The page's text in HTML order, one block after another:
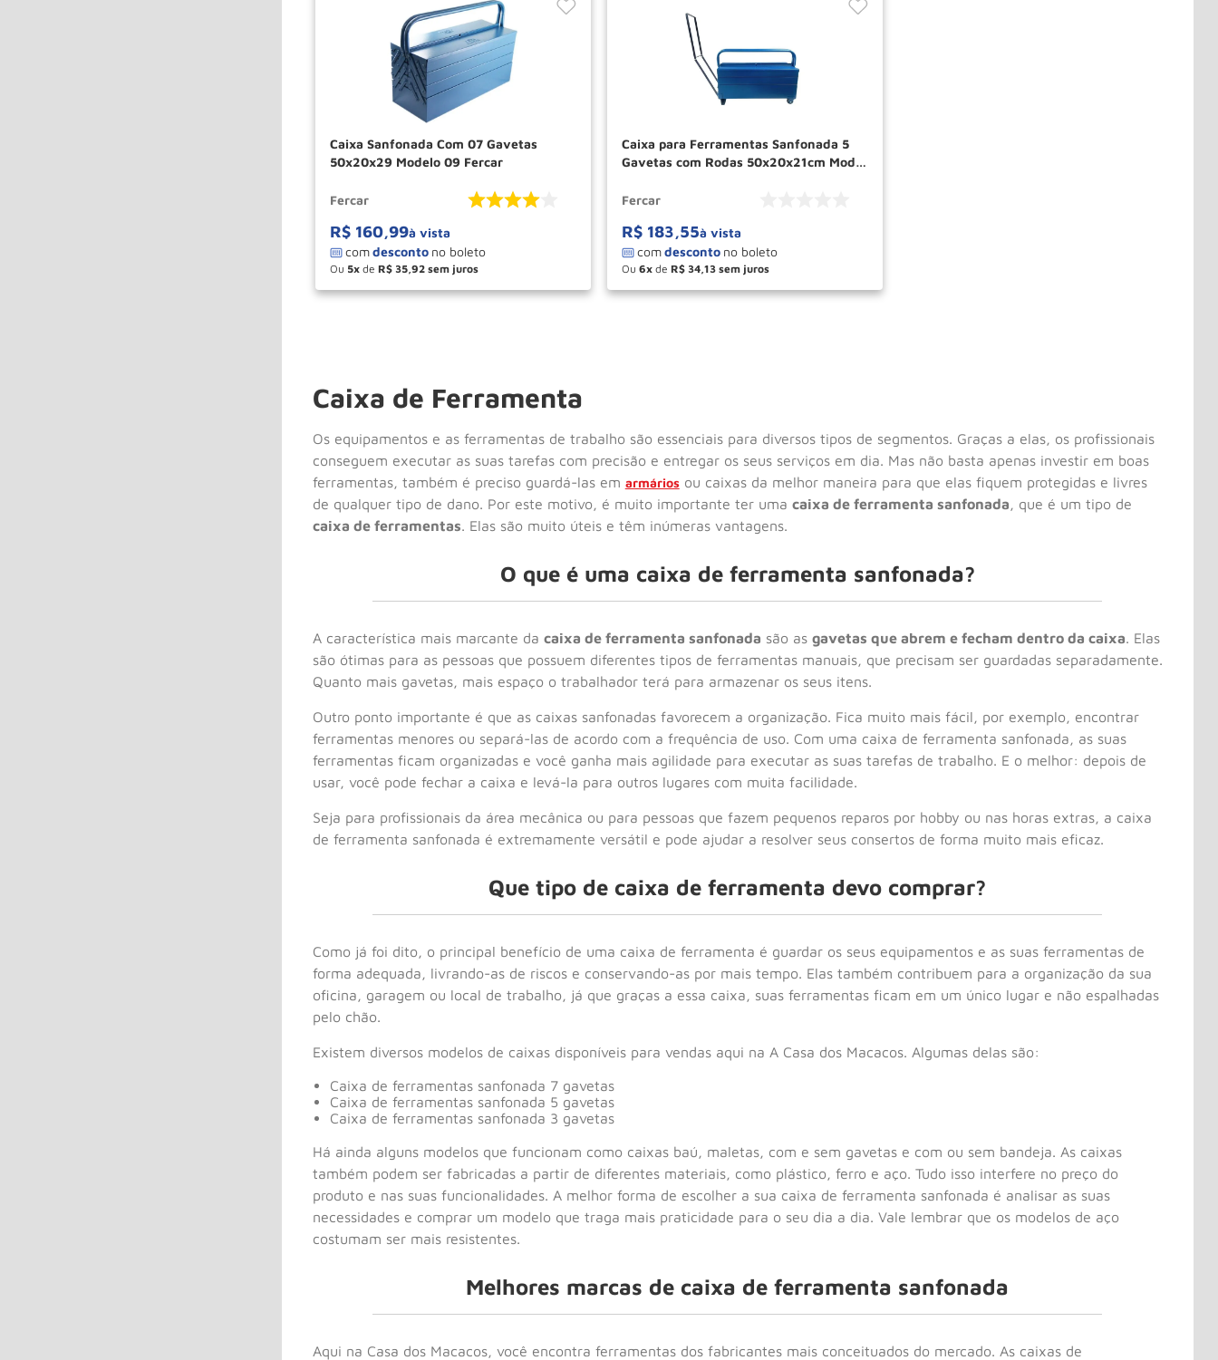
Caixa Sanfonada Com 07 Gavetas
50x20x29 Modelo 09 Fercar
Fercar
R$ 160,99à vista
Ou 5 de R$ 35, 92
＋
－ COMPRAR
Caixa para Ferramentas Sanfonada 5
Gavetas com Rodas 50x20x21cm Mod
Fercar
R$ 183,55à vista
Ou 6 de R$ 34, 13
＋
－ COMPRAR
Caixa de Ferramenta
Os equipamentos e as ferramentas de trabalho são essenciais para diversos tipos de segmentos. Graças a elas, os profissionais
conseguem executar as suas tarefas com precisão e entregar os seus serviços em dia. Mas não basta apenas investir em boas
ferramentas, também é preciso guardá-las em armáriosou caixas da melhor maneira para que elas fiquem protegidas e livres
de qualquer tipo de dano. Por este motivo, é muito importante ter uma caixa de ferramenta sanfonada, que é um tipo de
caixa de ferramentas. Elas são muito úteis e têm inúmeras vantagens.
O que é uma caixa de ferramenta sanfonada?
A característica mais marcante da caixa de ferramenta sanfonada são as gavetas que abrem e fecham dentro da caixa. Elas
são ótimas para as pessoas que possuem diferentes tipos de ferramentas manuais, que precisam ser guardadas separadamente.
Quanto mais gavetas, mais espaço o trabalhador terá para armazenar os seus itens.
Outro ponto importante é que as caixas sanfonadas favorecem a organização. Fica muito mais fácil, por exemplo, encontrar
ferramentas menores ou separá-las de acordo com a frequência de uso. Com uma caixa de ferramenta sanfonada, as suas
ferramentas ficam organizadas e você ganha mais agilidade para executar as suas tarefas de trabalho. E o melhor: depois de
usar, você pode fechar a caixa e levá-la para outros lugares com muita facilidade.
Seja para profissionais da área mecânica ou para pessoas que fazem pequenos reparos por hobby ou nas horas extras, a caixa
de ferramenta sanfonada é extremamente versátil e pode ajudar a resolver seus consertos de forma muito mais eficaz.
Que tipo de caixa de ferramenta devo comprar?
Como já foi dito, o principal benefício de uma caixa de ferramenta é guardar os seus equipamentos e as suas ferramentas de
forma adequada, livrando-as de riscos e conservando-as por mais tempo. Elas também contribuem para a organização da sua
oficina, garagem ou local de trabalho, já que graças a essa caixa, suas ferramentas ficam em um único lugar e não espalhadas
pelo chão.
Existem diversos modelos de caixas disponíveis para vendas aqui na A Casa dos Macacos. Algumas delas são:
Caixa de ferramentas sanfonada 7 gavetas
Caixa de ferramentas sanfonada 5 gavetas
Caixa de ferramentas sanfonada 3 gavetas
Há ainda alguns modelos que funcionam como caixas baú, maletas, com e sem gavetas e com ou sem bandeja. As caixas
também podem ser fabricadas a partir de diferentes materiais, como plástico, ferro e aço. Tudo isso interfere no preço do
produto e nas suas funcionalidades. A melhor forma de escolher a sua caixa de ferramenta sanfonada é analisar as suas
necessidades e comprar um modelo que traga mais praticidade para o seu dia a dia. Vale lembrar que os modelos de aço
costumam ser mais resistentes.
Melhores marcas de caixa de ferramenta sanfonada
Aqui na Casa dos Macacos, você encontra ferramentas dos fabricantes mais conceituados do mercado. As caixas de